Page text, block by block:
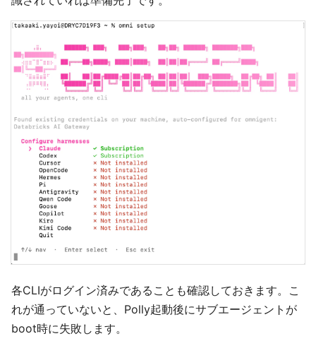
各CLIがログイン済みであることも確認しておきます。こ
れが通っていないと、Polly起動後にサブエージェントが
boot時に失敗します。